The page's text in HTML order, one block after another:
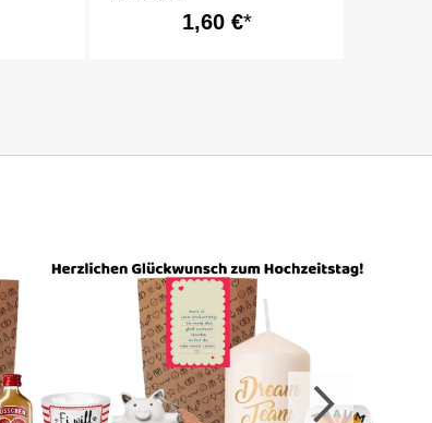
1,60 €